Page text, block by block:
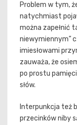
Problem w tym,
natychmiast
można zapełnić
niewymiennym”
imiesłowami
zauważa, że
po prostu
słów.
Interpunkcja też
przecinków niby